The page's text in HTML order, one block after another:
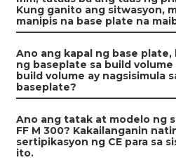
Kung ganito ang sitwasyon,
manipis na base plate na
Ano ang kapal ng base plate,
ng baseplate sa build
build volume ay nagsisimula
baseplate?
Ano ang tatak at modelo ng
FF M 300? Kakailanganin
sertipikasyon ng CE para sa
ito.